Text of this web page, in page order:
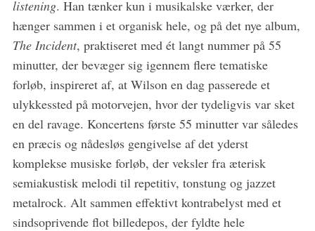
listening. Han tænker kun i musikalske værker, der
hænger sammen i et organisk hele, og på det nye album,
The Incident, praktiseret med ét langt nummer på 55
minutter, der bevæger sig igennem flere tematiske
forløb, inspireret af, at Wilson en dag passerede et
ulykkessted på motorvejen, hvor der tydeligvis var sket
en del ravage. Koncertens første 55 minutter var således
en præcis og nådesløs gengivelse af det yderst
komplekse musiske forløb, der veksler fra æterisk
semiakustisk melodi til repetitiv, tonstung og jazzet
metalrock. Alt sammen effektivt kontrabelyst med et
sindsoprivende flot billedepos, der fyldte hele